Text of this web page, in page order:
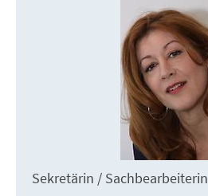
Sekretärin / Sachbearbeiterin